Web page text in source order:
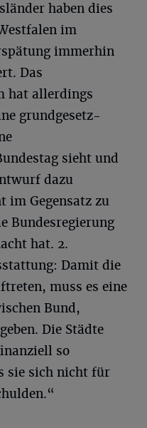
haben dies
im
immerhin
Das
hat allerdings
grundgesetz-
sieht und
dazu
im Gegensatz zu
Bundesregierung
hat. 2.
Damit die
muss es eine
Bund,
Die Städte
so
sie sich nicht für